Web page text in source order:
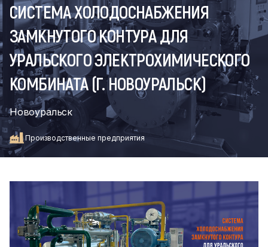
СИСТЕМА ХОЛОДОСНАБЖЕНИЯ
ЗАМКНУТОГО КОНТУРА ДЛЯ
УРАЛЬСКОГО ЭЛЕКТРОХИМИЧЕСКОГО
КОМБИНАТА (Г. НОВОУРАЛЬСК)
Новоуральск
Производственные предприятия